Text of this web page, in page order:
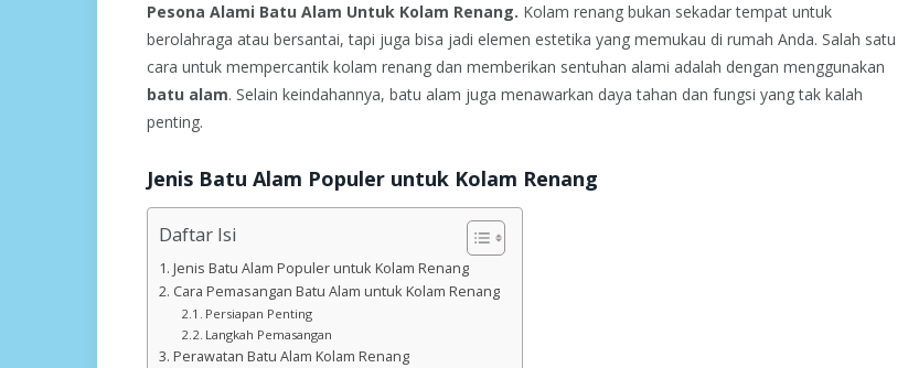
Pesona Alami Batu Alam Untuk Kolam Renang. Kolam renang bukan sekadar tempat untuk
berolahraga atau bersantai, tapi juga bisa jadi elemen estetika yang memukau di rumah Anda. Salah satu
cara untuk mempercantik kolam renang dan memberikan sentuhan alami adalah dengan menggunakan
batu alam. Selain keindahannya, batu alam juga menawarkan daya tahan dan fungsi yang tak kalah
penting.
Jenis Batu Alam Populer untuk Kolam Renang
Daftar Isi
Jenis Batu Alam Populer untuk Kolam Renang
Cara Pemasangan Batu Alam untuk Kolam Renang
Persiapan Penting
Langkah Pemasangan
Perawatan Batu Alam Kolam Renang